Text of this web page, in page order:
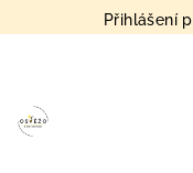
Přihlášení